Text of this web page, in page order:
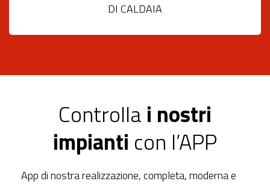
DI CALDAIA
Controlla i nostri
impianti con l’APP
App di nostra realizzazione, completa, moderna e